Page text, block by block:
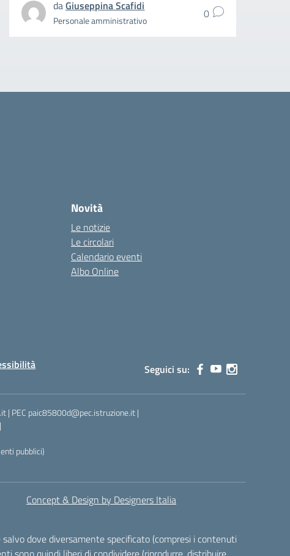
daGiuseppina Scafidi
Personale amministrativo 0
Novità
Le notizie
Le circolari
Calendario eventi
Albo Online
Seguici su:
| PEC paic85800d@pec.istruzione.it |
pubblici)
Concept & Design by Designers Italia
dove diversamente specificato (compresi i contenuti